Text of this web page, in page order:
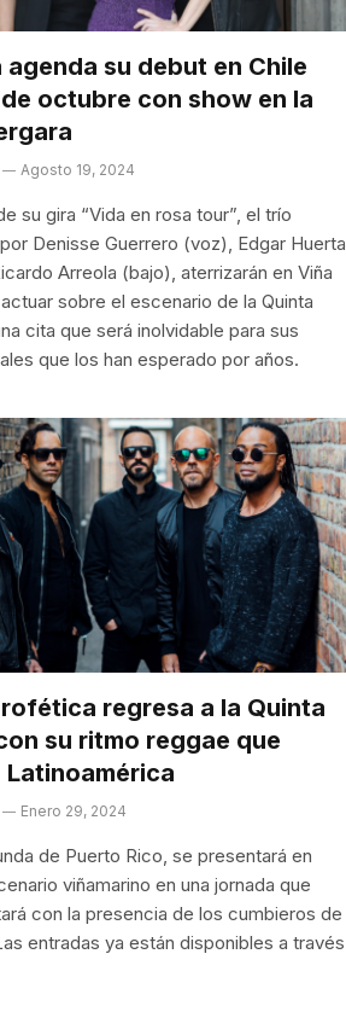
agenda su debut en Chile
octubre con show en la
Agosto 19, 2024
su gira “Vida en rosa tour”, el trío
Denisse Guerrero (voz), Edgar Huerta
Arreola (bajo), aterrizarán en Viña
sobre el escenario de la Quinta
cita que será inolvidable para sus
que los han esperado por años.
regresa a la Quinta
su ritmo reggae que
Enero 29, 2024
de Puerto Rico, se presentará en
viñamarino en una jornada que
con la presencia de los cumbieros de
entradas ya están disponibles a través